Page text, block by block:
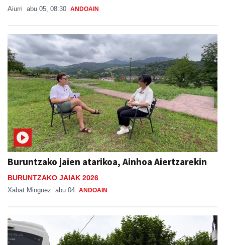
Aiurri abu 05, 08:30 ANDOAIN
Buruntzako jaien atarikoa, Ainhoa Aiertzarekin
BURUNTZAKO JAIAK 2026
Xabat Minguez abu 04 ANDOAIN